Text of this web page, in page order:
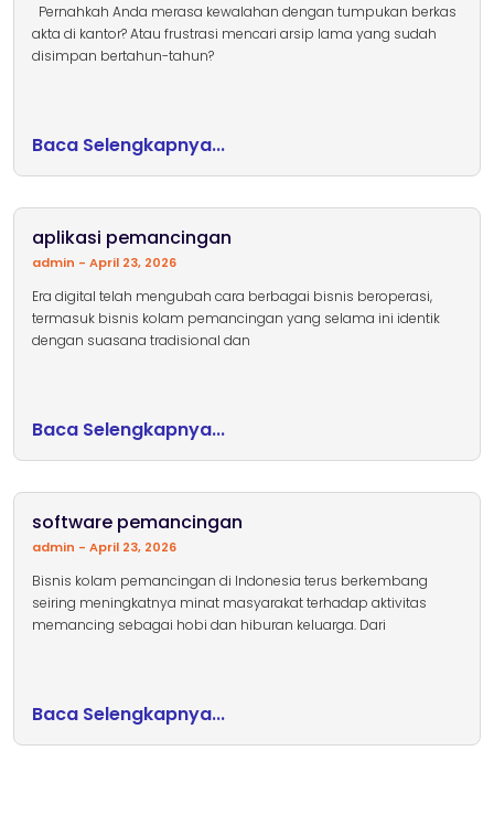
Pernahkah Anda merasa kewalahan dengan tumpukan berkas
akta di kantor? Atau frustrasi mencari arsip lama yang sudah
disimpan bertahun-tahun?
Baca Selengkapnya...
aplikasi pemancingan
admin April 23, 2026
Era digital telah mengubah cara berbagai bisnis beroperasi,
termasuk bisnis kolam pemancingan yang selama ini identik
dengan suasana tradisional dan
Baca Selengkapnya...
software pemancingan
admin April 23, 2026
Bisnis kolam pemancingan di Indonesia terus berkembang
seiring meningkatnya minat masyarakat terhadap aktivitas
memancing sebagai hobi dan hiburan keluarga. Dari
Baca Selengkapnya...